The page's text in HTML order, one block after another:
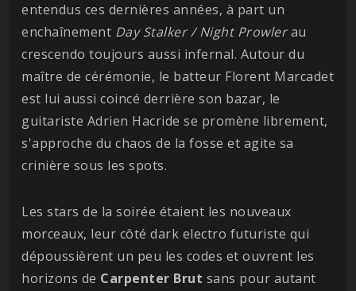
entendus ces dernières années, à part un
enchaînement Day Stalker / Night Prowlerau
crescendo toujours aussi infernal. Autour du
maître de cérémonie, le batteur Florent Marcadet
est lui aussi coincé derrière son bazar, le
guitariste Adrien Hacride se promène librement,
s'approche du chaos de la fosse et agite sa
crinière sous les spots.
Les stars de la soirée étaient les nouveaux
morceaux, leur côté dark electro futuriste qui
dépoussièrent un peu les codes et ouvrent les
horizons de Carpenter Brut sans pour autant